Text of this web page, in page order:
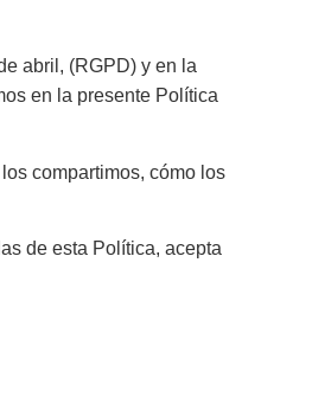
abril, (RGPD) y en la
en la presente Política
compartimos, cómo los
de esta Política, acepta